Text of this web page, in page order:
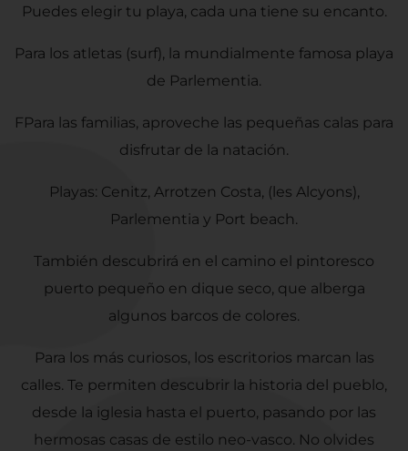
Puedes elegir tu playa, cada una tiene su encanto.
Para los atletas (surf), la mundialmente famosa playa
de Parlementia.
FPara las familias, aproveche las pequeñas calas para
disfrutar de la natación.
Playas: Cenitz, Arrotzen Costa, (les Alcyons),
Parlementia y Port beach.
También descubrirá en el camino el pintoresco
puerto pequeño en dique seco, que alberga
algunos barcos de colores.
Para los más curiosos, los escritorios marcan las
calles. Te permiten descubrir la historia del pueblo,
desde la iglesia hasta el puerto, pasando por las
hermosas casas de estilo neo-vasco. No olvides